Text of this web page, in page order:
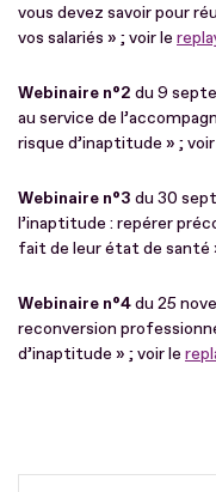
vous devez savoir pour
vos salariés » ; voir le
Webinaire n°2 du 9
au service de
risque d’inaptitude » ;
Webinaire n°3 du 30
l’inaptitude : repérer
fait de leur état de santé
Webinaire n°4du 25
reconversion
d’inaptitude » ; voir le